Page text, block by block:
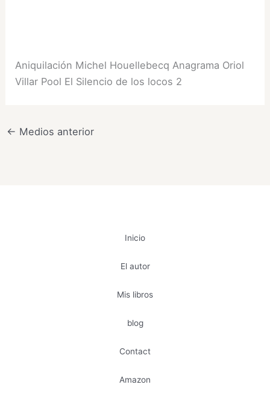
Aniquilación Michel Houellebecq Anagrama Oriol
Villar Pool El Silencio de los locos 2
← Medios anterior
Inicio
El autor
Mis libros
blog
Contact
Amazon